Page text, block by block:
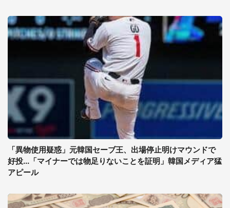
「異物使用疑惑」元韓国セーブ王、出場停止明けマウンドで
好投...「マイナーでは物足りないことを証明」韓国メディア猛
アピール